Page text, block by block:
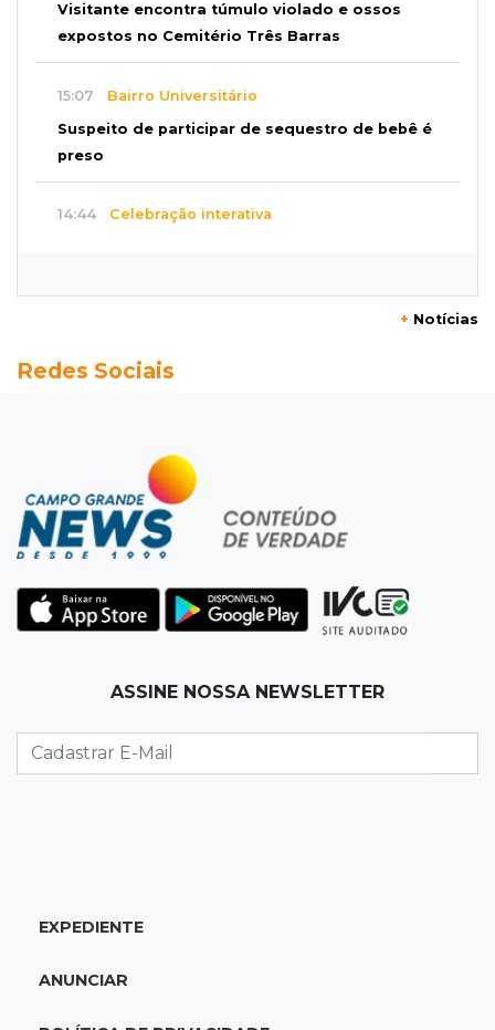
Visitante encontra túmulo violado e ossos
expostos no Cemitério Três Barras
15:07 Bairro Universitário
Suspeito de participar de sequestro de bebê é
preso
14:44 Celebração interativa
Ladário abre consulta para criação do Parque
Corumbá
Pantaneiro que salvou fazenda com diques
vira personagem de livro
Discord é investigado por falha na proteção
de menores após morte de adolescente
Produção artesanal
número de produtores em 67%
13:00Artigos
+ Notícias
Redes Sociais
ASSINE NOSSA NEWSLETTER
EXPEDIENTE
ANUNCIAR